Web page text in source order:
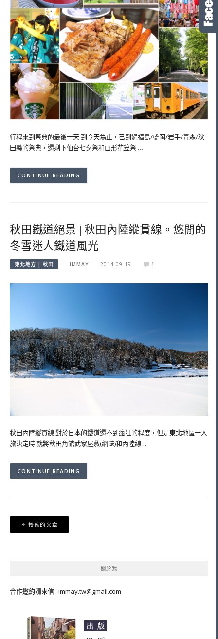
行程來到祭典的最後一天 到今天為止，已到過福島/盛岡/岩手/青森/秋
田縣的祭典，還剩下仙台七夕祭和山形花笠祭 …
CONTINUE READING
秋田鐵道絕景 | 秋田內陸縱貫線。悠閒的
冬雪迷人鐵道風光
東北地方 | 秋田 IMMAY 2014-09-19 1
秋田內陸縱貫線 對於日本的鐵道還不到瘋狂的程度，但是東北地區一人
旅決定時 就將秋田角館武家屋敷(網誌)和內陸線…
CONTINUE READING
章
較舊的文章
關於我
合作邀約請來信 : immay.tw@gmail.com